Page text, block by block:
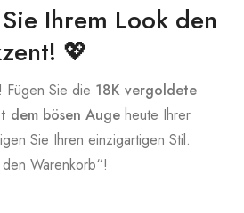
Ihrem Look den
💖
Fügen Sie die 18K vergoldete
dem bösen Auge heute Ihrer
Sie Ihren einzigartigen Stil.
Warenkorb“!